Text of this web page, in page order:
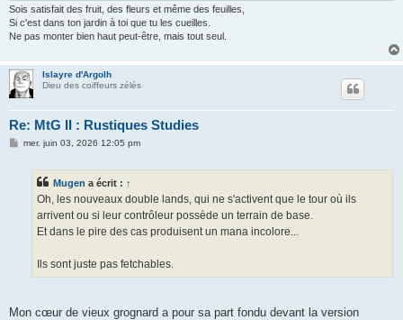
Sois satisfait des fruit, des fleurs et même des feuilles,
Si c'est dans ton jardin à toi que tu les cueilles.
Ne pas monter bien haut peut-être, mais tout seul.
Islayre d'Argolh
Dieu des coiffeurs zélés
Re: MtG II : Rustiques Studies
Mmer. juin 03, 2026 12:05 pm
Mugen a écrit : ↑
Oh, les nouveaux double lands, qui ne s'activent que le tour où ils
arrivent ou si leur contrôleur possède un terrain de base.
Et dans le pire des cas produisent un mana incolore...
Ils sont juste pas fetchables.
Mon cœur de vieux grognard a pour sa part fondu devant la version